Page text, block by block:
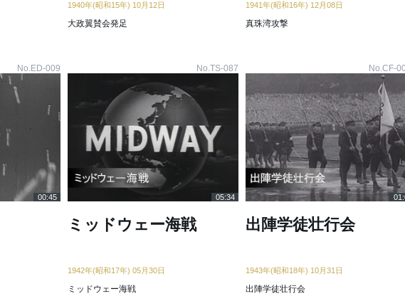
1940年(昭和15年) 10月12日
大政翼賛会発足
1941年(昭和16年) 12月08日
真珠湾攻撃
No.ED-009
00:45
No.TS-087
05:34
ミッドウェー海戦
1942年(昭和17年) 05月30日
ミッドウェー海戦
No.CF-
出陣学徒壮行会
1943年(昭和18年) 10月31日
出陣学徒壮行会